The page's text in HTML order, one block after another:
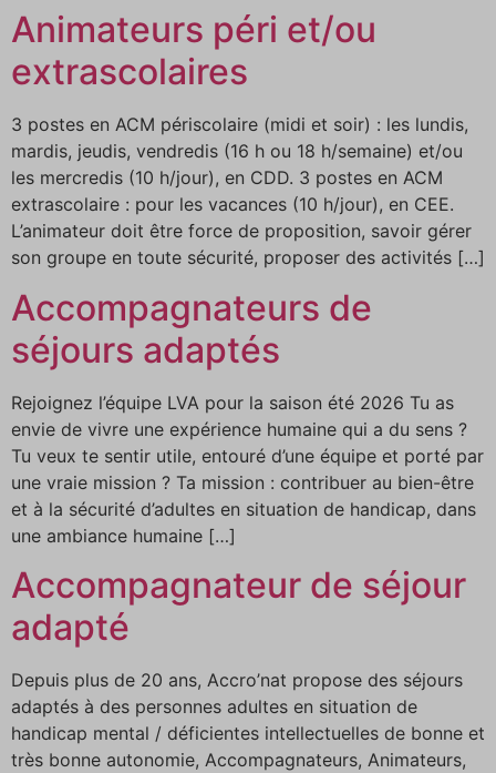
Animateurs péri et/ou
extrascolaires
3 postes en ACM périscolaire (midi et soir) : les lundis,
mardis, jeudis, vendredis (16 h ou 18 h/semaine) et/ou
les mercredis (10 h/jour), en CDD. 3 postes en ACM
extrascolaire : pour les vacances (10 h/jour), en CEE.
L’animateur doit être force de proposition, savoir gérer
son groupe en toute sécurité, proposer des activités […]
Accompagnateurs de
séjours adaptés
Rejoignez l’équipe LVA pour la saison été 2026 Tu as
envie de vivre une expérience humaine qui a du sens ?
Tu veux te sentir utile, entouré d’une équipe et porté par
une vraie mission ? Ta mission : contribuer au bien-être
et à la sécurité d’adultes en situation de handicap, dans
une ambiance humaine […]
Accompagnateur de séjour
adapté
Depuis plus de 20 ans, Accro’nat propose des séjours
adaptés à des personnes adultes en situation de
handicap mental / déficientes intellectuelles de bonne et
très bonne autonomie, Accompagnateurs, Animateurs,